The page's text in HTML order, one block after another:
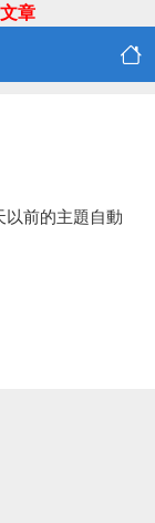
章
以前的主題自動